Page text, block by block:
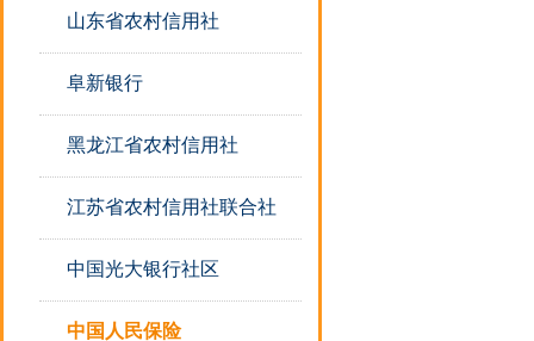
山东省农村信用社
阜新银行
黑龙江省农村信用社
江苏省农村信用社联合社
中国光大银行社区
中国人民保险